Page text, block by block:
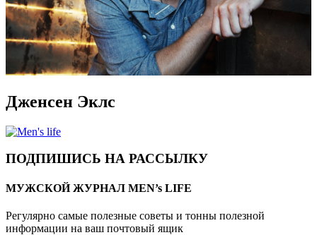
Дженсен Эклс
ПОДПИШИСЬ НА РАССЫЛКУ
МУЖСКОЙ ЖУРНАЛ MEN’s LIFE
Регулярно самые полезные советы и тонны полезной
информации на ваш почтовый ящик